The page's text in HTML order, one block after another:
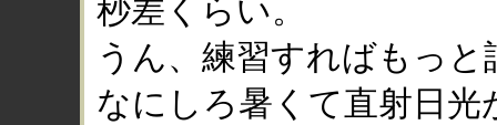
秒差くらい。
うん、練習すればもっ
なにしろ暑くて直射日